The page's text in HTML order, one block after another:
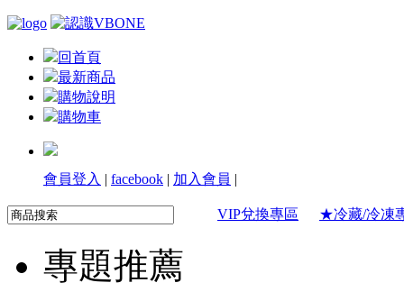
回首頁
最新商品
購物說明
購物車
會員登入 | facebook | 加入會員 |
VIP兌換專區 ★冷藏/冷凍
專題推薦